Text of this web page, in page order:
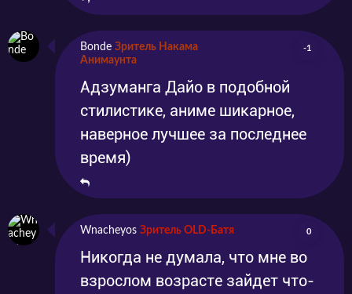
Bonde Зритель Накама
Анимаунта
-1
Адзуманга Дайо в подобной
стилистике, аниме шикарное,
наверное лучшее за последнее
время)
Wnacheyos Зритель OLD-Батя 0
Никогда не думала, что мне во
взрослом возрасте зайдет что-